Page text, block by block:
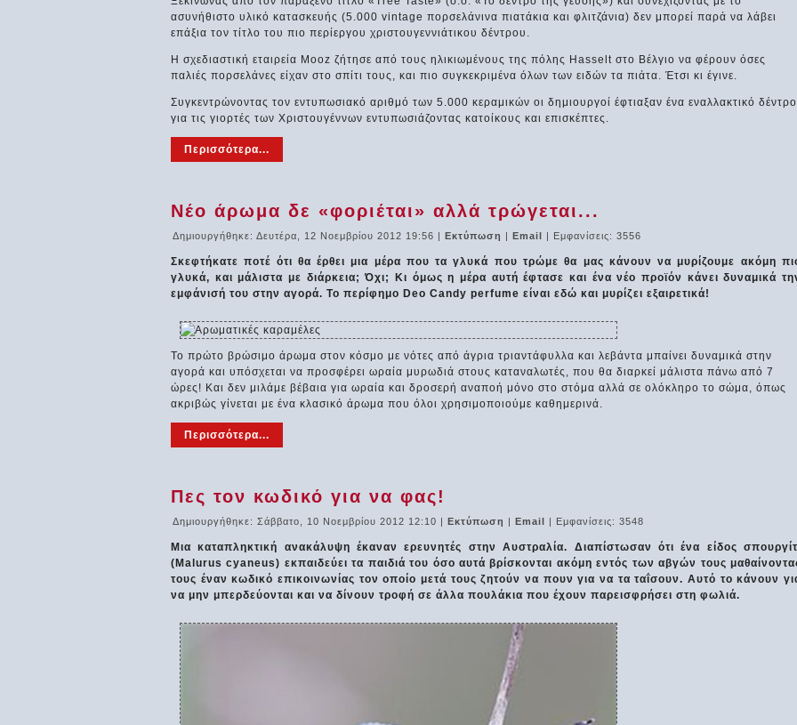
ασυνήθιστο υλικό κατασκευής (5.000 vintage πορσελάνινα πιατάκια και φλιτζάνια) δεν μπορεί παρά να λάβει
επάξια τον τίτλο του πιο περίεργου χριστουγεννιάτικου δέντρου.
Η σχεδιαστική εταιρεία Mooz ζήτησε από τους ηλικιωμένους της πόλης Hasselt στο Βέλγιο να φέρουν όσες
παλιές πορσελάνες είχαν στο σπίτι τους, και πιο συγκεκριμένα όλων των ειδών τα πιάτα. Έτσι κι έγινε.
Συγκεντρώνοντας τον εντυπωσιακό αριθμό των 5.000 κεραμικών οι δημιουργοί έφτιαξαν ένα εναλλακτικό δέντρο
για τις γιορτές των Χριστουγέννων εντυπωσιάζοντας κατοίκους και επισκέπτες.
Περισσότερα...
Νέο άρωμα δε «φοριέται» αλλά τρώγεται...
Δημιουργήθηκε: Δευτέρα, 12 Νοεμβρίου 2012 19:56 | Εκτύπωση | Email | Εμφανίσεις: 3556
Σκεφτήκατε ποτέ ότι θα έρθει μια μέρα που τα γλυκά που τρώμε θα μας κάνουν να μυρίζουμε ακόμη
γλυκά, και μάλιστα με διάρκεια; Όχι; Κι όμως η μέρα αυτή έφτασε και ένα νέο προϊόν κάνει δυναμικά
εμφάνισή του στην αγορά. Το περίφημο Deo Candy perfume είναι εδώ και μυρίζει εξαιρετικά!
Το πρώτο βρώσιμο άρωμα στον κόσμο με νότες από άγρια τριαντάφυλλα και λεβάντα μπαίνει δυναμικά στην
αγορά και υπόσχεται να προσφέρει ωραία μυρωδιά στους καταναλωτές, που θα διαρκεί μάλιστα πάνω από 7
ώρες! Και δεν μιλάμε βέβαια για ωραία και δροσερή αναποή μόνο στο στόμα αλλά σε ολόκληρο το σώμα, όπως
ακριβώς γίνεται με ένα κλασικό άρωμα που όλοι χρησιμοποιούμε καθημερινά.
Περισσότερα...
Πες τον κωδικό για να φας!
Δημιουργήθηκε: Σάββατο, 10 Νοεμβρίου 2012 12:10 | Εκτύπωση | Email | Εμφανίσεις: 3548
Μια καταπληκτική ανακάλυψη έκαναν ερευνητές στην Αυστραλία. Διαπίστωσαν ότι ένα είδος
(Malurus cyaneus) εκπαιδεύει τα παιδιά του όσο αυτά βρίσκονται ακόμη εντός των αβγών τους
τους έναν κωδικό επικοινωνίας τον οποίο μετά τους ζητούν να πουν για να τα ταΐσουν. Αυτό το κάνουν
να μην μπερδεύονται και να δίνουν τροφή σε άλλα πουλάκια που έχουν παρεισφρήσει στη φωλιά.